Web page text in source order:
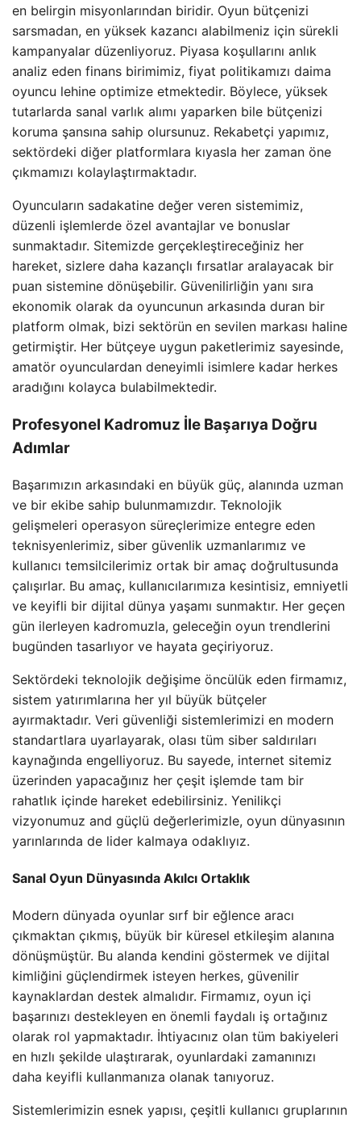
en belirgin misyonlarından biridir. Oyun bütçenizi
sarsmadan, en yüksek kazancı alabilmeniz için sürekli
kampanyalar düzenliyoruz. Piyasa koşullarını anlık
analiz eden finans birimimiz, fiyat politikamızı daima
oyuncu lehine optimize etmektedir. Böylece, yüksek
tutarlarda sanal varlık alımı yaparken bile bütçenizi
koruma şansına sahip olursunuz. Rekabetçi yapımız,
sektördeki diğer platformlara kıyasla her zaman öne
çıkmamızı kolaylaştırmaktadır.
Oyuncuların sadakatine değer veren sistemimiz,
düzenli işlemlerde özel avantajlar ve bonuslar
sunmaktadır. Sitemizde gerçekleştireceğiniz her
hareket, sizlere daha kazançlı fırsatlar aralayacak bir
puan sistemine dönüşebilir. Güvenilirliğin yanı sıra
ekonomik olarak da oyuncunun arkasında duran bir
platform olmak, bizi sektörün en sevilen markası haline
getirmiştir. Her bütçeye uygun paketlerimiz sayesinde,
amatör oyunculardan deneyimli isimlere kadar herkes
aradığını kolayca bulabilmektedir.
Profesyonel Kadromuz İle Başarıya Doğru
Adımlar
Başarımızın arkasındaki en büyük güç, alanında uzman
ve bir ekibe sahip bulunmamızdır. Teknolojik
gelişmeleri operasyon süreçlerimize entegre eden
teknisyenlerimiz, siber güvenlik uzmanlarımız ve
kullanıcı temsilcilerimiz ortak bir amaç doğrultusunda
çalışırlar. Bu amaç, kullanıcılarımıza kesintisiz, emniyetli
ve keyifli bir dijital dünya yaşamı sunmaktır. Her geçen
gün ilerleyen kadromuzla, geleceğin oyun trendlerini
bugünden tasarlıyor ve hayata geçiriyoruz.
Sektördeki teknolojik değişime öncülük eden firmamız,
sistem yatırımlarına her yıl büyük bütçeler
ayırmaktadır. Veri güvenliği sistemlerimizi en modern
standartlara uyarlayarak, olası tüm siber saldırıları
kaynağında engelliyoruz. Bu sayede, internet sitemiz
üzerinden yapacağınız her çeşit işlemde tam bir
rahatlık içinde hareket edebilirsiniz. Yenilikçi
vizyonumuz and güçlü değerlerimizle, oyun dünyasının
yarınlarında de lider kalmaya odaklıyız.
Sanal Oyun Dünyasında Akılcı Ortaklık
Modern dünyada oyunlar sırf bir eğlence aracı
çıkmaktan çıkmış, büyük bir küresel etkileşim alanına
dönüşmüştür. Bu alanda kendini göstermek ve dijital
kimliğini güçlendirmek isteyen herkes, güvenilir
kaynaklardan destek almalıdır. Firmamız, oyun içi
başarınızı destekleyen en önemli faydalı iş ortağınız
olarak rol yapmaktadır. İhtiyacınız olan tüm bakiyeleri
en hızlı şekilde ulaştırarak, oyunlardaki zamanınızı
daha keyifli kullanmanıza olanak tanıyoruz.
Sistemlerimizin esnek yapısı, çeşitli kullanıcı gruplarının